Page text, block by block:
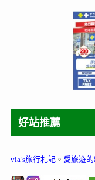
好站推薦
via’s旅行札記。 愛旅遊